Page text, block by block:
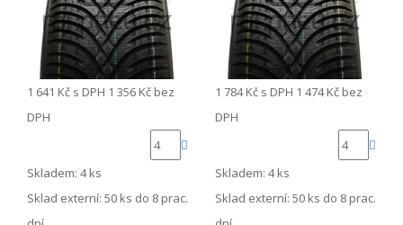
1 641 Kč s DPH 1 356 Kč bez
DPH
Skladem: 4 ks
Sklad externí: 50 ks do 8 prac.
1 784 Kč s DPH 1 474 Kč bez
DPH
Skladem: 4 ks
Sklad externí: 50 ks do 8 prac.